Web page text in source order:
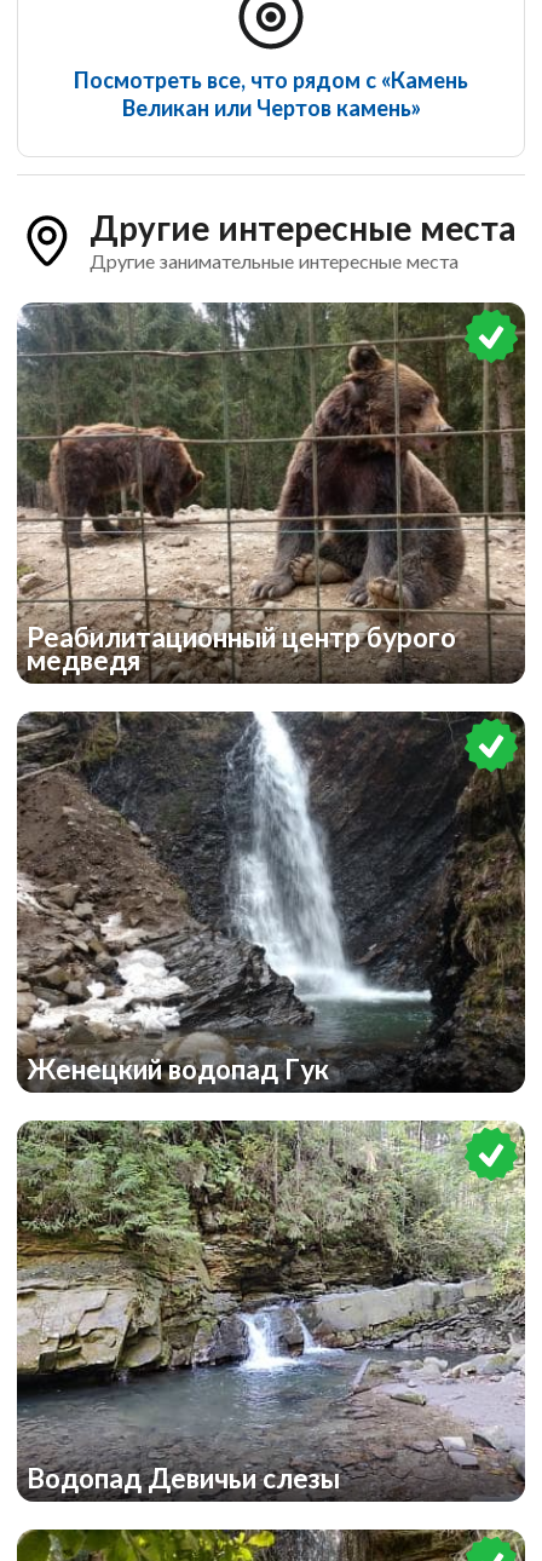
Посмотреть все, что рядом с «Камень
Великан или Чертов камень»
Другие интересные места
Другие занимательные интересные места
Реабилитационный центр бурого
медведя
Женецкий водопад Гук
Водопад Девичьи слезы